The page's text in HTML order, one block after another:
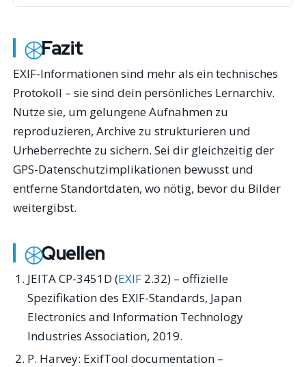
Fazit
EXIF-Informationen sind mehr als ein technisches
Protokoll – sie sind dein persönliches Lernarchiv.
Nutze sie, um gelungene Aufnahmen zu
reproduzieren, Archive zu strukturieren und
Urheberrechte zu sichern. Sei dir gleichzeitig der
GPS-Datenschutzimplikationen bewusst und
entferne Standortdaten, wo nötig, bevor du Bilder
weitergibst.
Quellen
JEITA CP-3451D (EXIF2.32) – offizielle
Spezifikation des EXIF-Standards, Japan
Electronics and Information Technology
Industries Association, 2019.
P. Harvey: ExifTool documentation–